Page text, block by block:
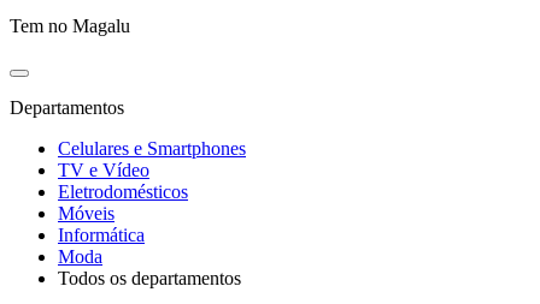
Tem no Magalu
Departamentos
Celulares e Smartphones
TV e Vídeo
Eletrodomésticos
Móveis
Informática
Moda
Todos os departamentos